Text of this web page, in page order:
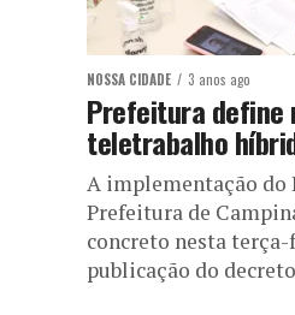
NOSSA CIDADE 3 anos ago
Prefeitura define
teletrabalho
A implementação do
Prefeitura de
concreto nesta
publicação do